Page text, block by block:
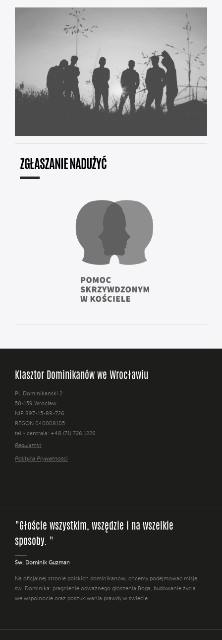
ZGŁASZANIE NADUŻYĆ
Klasztor Dominikanów we Wrocławiu
Pl. Dominikański 2
50-159 Wrocław
NIP 897-15-89-726
REGON 040008105
tel - centrala: +48 (71) 726 1226
Regulamin
Polityka Prywatności
"Głoście wszystkim, wszędzie i na wszelkie
sposoby. "
Św. Dominik Guzman
Na oficjalnej stronie polskich dominikanów, chcemy podejmować misję
św. Dominika: pragnienie odważnego głoszenia Boga, budowanie życia
we wspólnocie oraz poszukiwania prawdy w świecie.